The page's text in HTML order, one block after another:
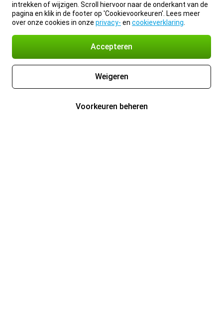
intrekken of wijzigen. Scroll hiervoor naar de onderkant van de
pagina en klik in de footer op 'Cookievoorkeuren'. Lees meer
over onze cookies in onze privacy- en cookieverklaring
Accepteren
Weigeren
Voorkeuren beheren